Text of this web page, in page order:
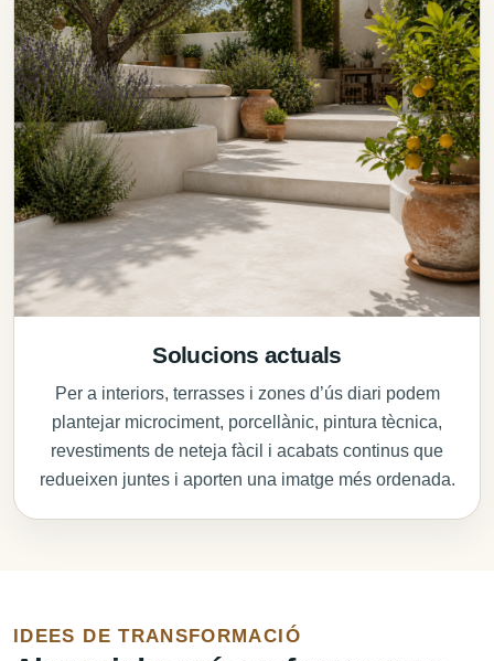
Solucions actuals
Per a interiors, terrasses i zones d’ús diari podem
plantejar microciment, porcellànic, pintura tècnica,
revestiments de neteja fàcil i acabats continus que
redueixen juntes i aporten una imatge més ordenada.
IDEES DE TRANSFORMACIÓ